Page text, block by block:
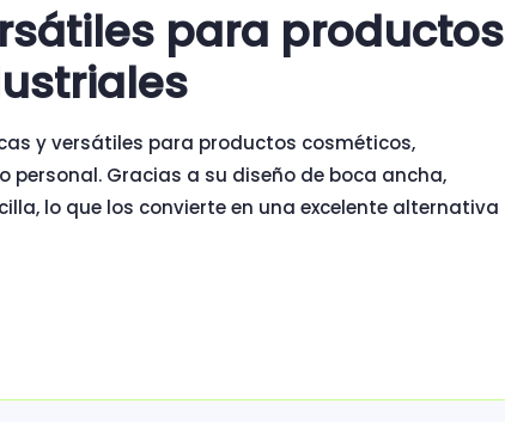
para productos
y versátiles para productos cosméticos,
Gracias a su diseño de boca ancha,
lo que los convierte en una excelente alternativa